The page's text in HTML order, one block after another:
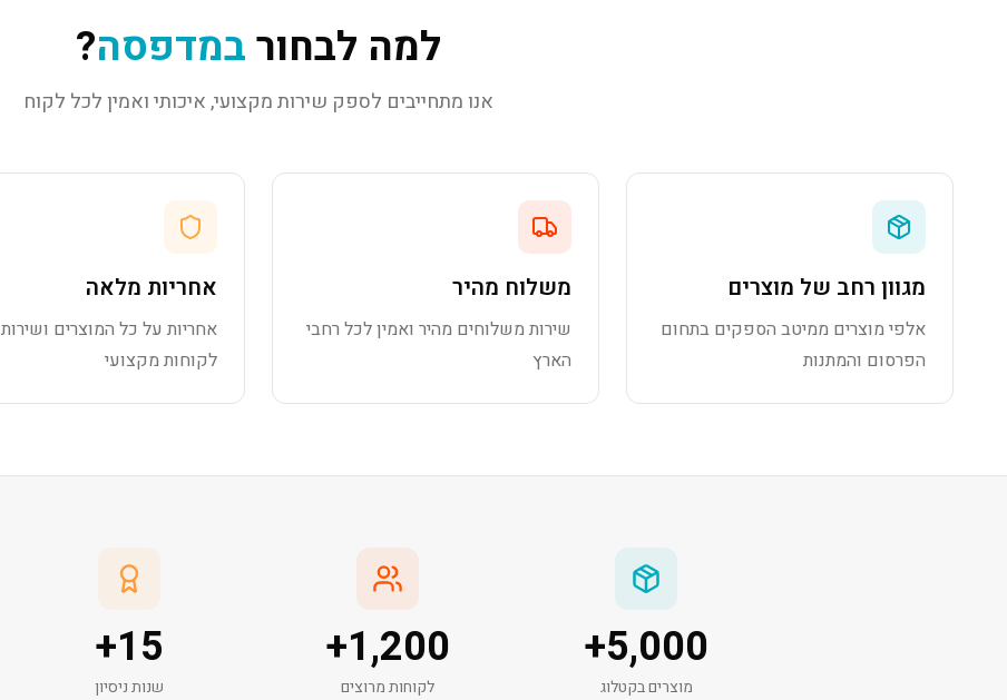
למה לבחורבמדפסה?
אנו מתחייבים לספק שירות מקצועי, איכותי ואמין לכל לקוח
מגוון רחב של מוצרים
אלפי מוצרים ממיטב הספקים בתחום
הפרסום והמתנות
משלוח מהיר
שירות משלוחים מהיר ואמין לכל רחבי
הארץ
אחריות מלאה
אחריות על כל המוצרים ושירות
לקוחות מקצועי
5,000
+
מוצרים בקטלוג
1,200
+
לקוחות מרוצים
15
+
שנות ניסיון